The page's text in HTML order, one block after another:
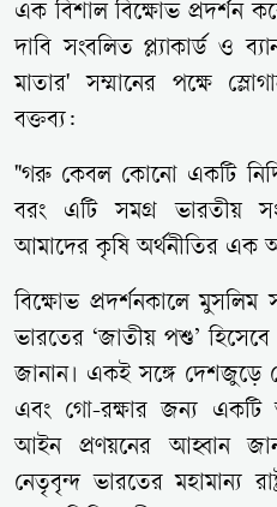
এক বিশাল বিক্ষোভ প্রদর্শন
দাবি সংবলিত প্ল্যাকার্ড ও
মাতার' সম্মানের পক্ষে
বক্তব্য:
"গরু কেবল কোনো একটি
বরং এটি সমগ্র ভারতীয়
আমাদের কৃষি অর্থনীতির এক
বিক্ষোভ প্রদর্শনকালে মুসলিম
ভারতের ‘জাতীয় পশু’
জানান। একই সঙ্গে দেশজুড়ে
এবং গো-রক্ষার জন্য একটি
আইন প্রণয়নের আহ্বান
নেতৃবৃন্দ ভারতের মহামান্য